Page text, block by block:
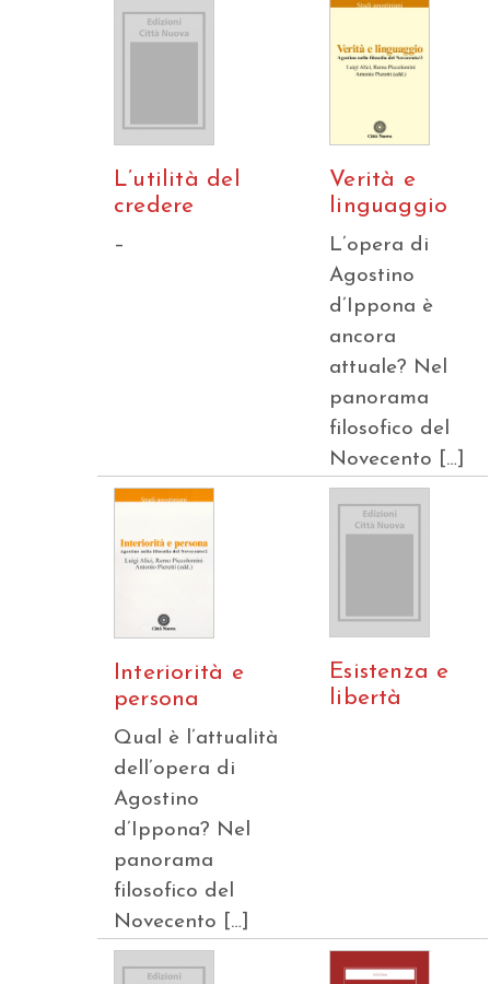
L’utilità del
credere
–
Verità e
linguaggio
L’opera di
Agostino
d’Ippona è
ancora
attuale? Nel
panorama
filosofico del
Novecento […]
Interiorità e
persona
Qual è l’attualità
dell’opera di
Agostino
d’Ippona? Nel
panorama
filosofico del
Novecento […]
Esistenza e
libertà